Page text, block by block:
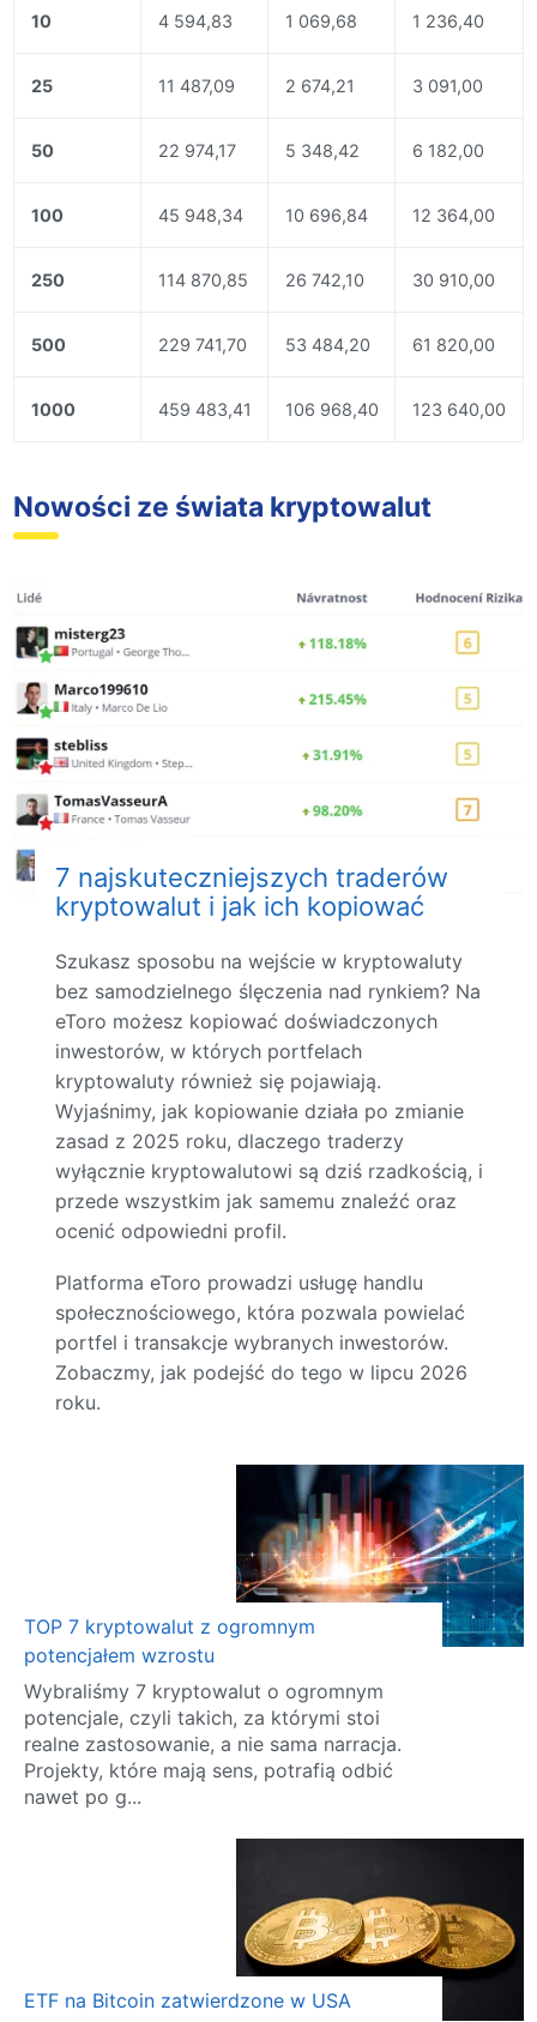
10 4 594,83 1 069,68 1 236,40
25 11 487,09 2 674,21 3 091,00
50 22 974,17 5 348,42 6 182,00
100 45 948,34 10 696,84 12 364,00
250 114 870,85 26 742,10 30 910,00
500 229 741,70 53 484,20 61 820,00
1000 459 483,41 106 968,40 123 640,00
Nowości ze świata kryptowalut
7 najskuteczniejszych traderów
kryptowalut i jak ich kopiować
Szukasz sposobu na wejście w kryptowaluty
bez samodzielnego ślęczenia nad rynkiem? Na
eToro możesz kopiować doświadczonych
inwestorów, w których portfelach
kryptowaluty również się pojawiają.
Wyjaśnimy, jak kopiowanie działa po zmianie
zasad z 2025 roku, dlaczego traderzy
wyłącznie kryptowalutowi są dziś rzadkością, i
przede wszystkim jak samemu znaleźć oraz
ocenić odpowiedni profil.
Platforma eToro prowadzi usługę handlu
społecznościowego, która pozwala powielać
portfel i transakcje wybranych inwestorów.
Zobaczmy, jak podejść do tego w lipcu 2026
roku.
TOP 7 kryptowalut z ogromnym
potencjałem wzrostu
Wybraliśmy 7 kryptowalut o ogromnym
potencjale, czyli takich, za którymi stoi
realne zastosowanie, a nie sama narracja.
Projekty, które mają sens, potrafią odbić
nawet po g...
ETF na Bitcoin zatwierdzone w USA